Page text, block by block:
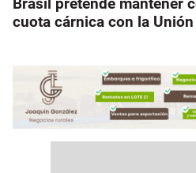
Brasil pretende mantener
cuota cárnica con la